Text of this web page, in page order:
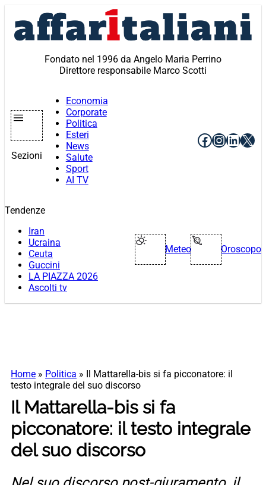
contenuto
Fondato nel 1996 da Angelo Maria Perrino
Direttore responsabile Marco Scotti
Sezioni
Economia
Corporate
Politica
Esteri
News
Salute
Sport
AI TV
Facebook
X
Tendenze
Iran
Ucraina
Ceuta
Guccini
LA PIAZZA 2026
Ascolti tv
Meteo Oroscopo
Home » Politica »
Il Mattarella-bis si fa picconatore: il
testo integrale del suo discorso
Il Mattarella-bis si fa
picconatore: il testo integrale
del suo discorso